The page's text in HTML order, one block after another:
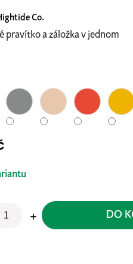
Co.
pravítko a záložka v jednom
DO